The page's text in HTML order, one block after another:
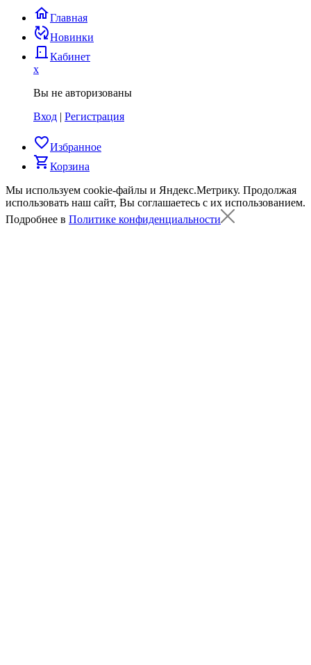
homeГлавная
published_with_changesНовинки
door_back Кабинет
x
Вы не авторизованы
Вход | Регистрация
favorite_borderИзбранное
shopping_cartКорзина
Мы используем cookie-файлы и Яндекс.Метрику. Продолжая
использовать наш сайт, Вы соглашаетесь с их использованием.
Подробнее в Политике конфиденциальности